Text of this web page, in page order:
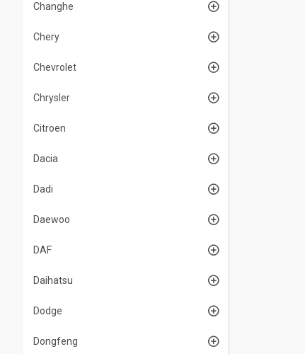
Changhe
Chery
Chevrolet
Chrysler
Citroen
Dacia
Dadi
Daewoo
DAF
Daihatsu
Dodge
Dongfeng